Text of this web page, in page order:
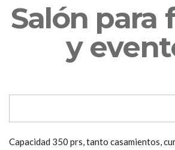
Salón para
y
Capacidad 350 prs, tanto casamientos,